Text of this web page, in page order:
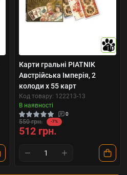
10
Карти гральні PIATNIK
Австрійська Імперія, 2
колоди х 55 карт
Код товару: 122213-13
В наявності
0
550 грн. -7%
512 грн.